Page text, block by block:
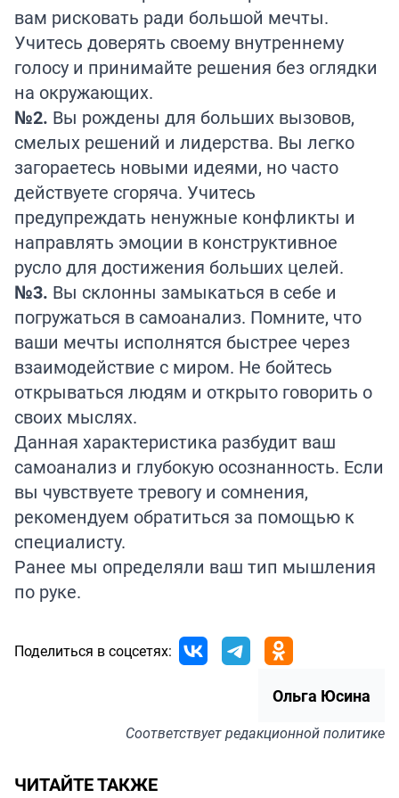
вам рисковать ради большой мечты.
Учитесь доверять своему внутреннему
голосу и принимайте решения без оглядки
на окружающих.
№2. Вы рождены для больших вызовов,
смелых решений и лидерства. Вы легко
загораетесь новыми идеями, но часто
действуете сгоряча. Учитесь
предупреждать ненужные конфликты и
направлять эмоции в конструктивное
русло для достижения больших целей.
№3. Вы склонны замыкаться в себе и
погружаться в самоанализ. Помните, что
ваши мечты исполнятся быстрее через
взаимодействие с миром. Не бойтесь
открываться людям и открыто говорить о
своих мыслях.
Данная характеристика разбудит ваш
самоанализ и глубокую осознанность. Если
вы чувствуете тревогу и сомнения,
рекомендуем обратиться за помощью к
специалисту.
Ранее мы определяли ваш тип мышления
по руке.
Поделиться в соцсетях:
Ольга Юсина
Соответствуетредакционной политике
ЧИТАЙТЕ ТАКЖЕ